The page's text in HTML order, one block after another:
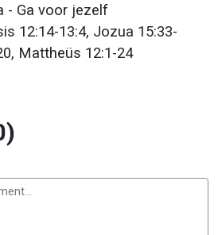
- Ga voor jezelf
12:14-13:4, Jozua 15:33-
Mattheüs 12:1-24